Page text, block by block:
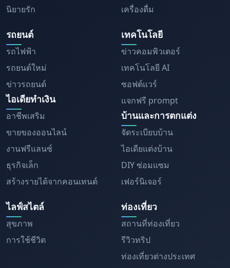
นิยายรัก
เครื่องดื่ม
รถยนต์
รถไฟฟ้า
รถยนต์ใหม่
ข่าวรถยนต์
ไอเดียทำเงิน
อาชีพเสริม
ขายของออนไลน์
งานฟรีแลนซ์
ธุรกิจเล็ก
สร้างรายได้จากคอนเทนต์
เทคโนโลยี
ข่าวคอมพิวเตอร์
เทคโนโลยี AI
ซอฟต์แวร์
แจกฟรี prompt
บ้านและการตกแต่ง
จัดระเบียบบ้าน
ไอเดียแต่งบ้าน
DIY ซ่อมแซม
เฟอร์นิเจอร์
ไลฟ์สไตล์
สุขภาพ
การใช้ชีวิต
ท่องเที่ยว
สถานที่ท่องเที่ยว
รีวิวทริป
ท่องเที่ยวต่างประเทศ